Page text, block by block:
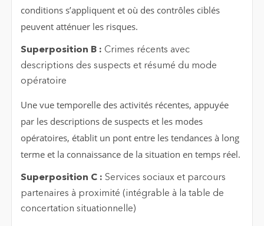
conditions s’appliquent et où des contrôles ciblés
peuvent atténuer les risques.
Superposition B : Crimes récents avec
descriptions des suspects et résumé du mode
opératoire
Une vue temporelle des activités récentes, appuyée
par les descriptions de suspects et les modes
opératoires, établit un pont entre les tendances à long
terme et la connaissance de la situation en temps réel.
Superposition C : Services sociaux et parcours
partenaires à proximité (intégrable à la table de
concertation situationnelle)